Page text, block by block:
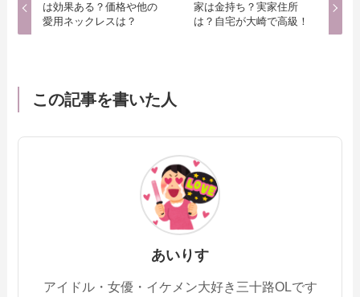
は効果ある？価格や他の
愛用ネックレスは？
家は金持ち？実家住所
は？自宅が大崎で高級！
この記事を書いた人
あいりす
アイドル・女優・イケメン大好き三十路OLです